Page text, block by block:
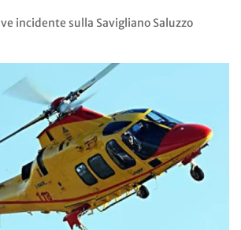
incidente sulla Savigliano Saluzzo